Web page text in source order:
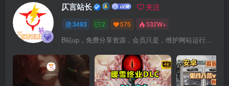
仄言站长 关注
3493 2 575 532W+
B站up，免费分享资源，会员只是，维护网站运行，会员权利为可以支持本地下载，更多内容，敬请期待！